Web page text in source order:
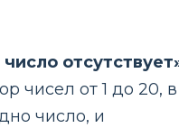
чисел от 1 до 20, в
число, и